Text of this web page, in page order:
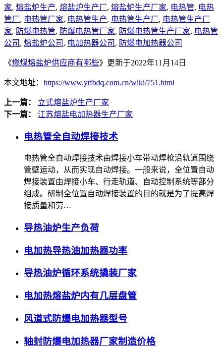
家, 熔盐炉生产, 熔盐炉生产厂, 熔盐炉生产厂家, 电热管, 电热
管厂, 电热管厂家, 电热管生产, 电热管生产厂, 电热管生产厂
家, 防爆电热管, 防爆电热管厂家, 防爆电热管生产厂家, 电热管
公司 , 熔盐炉公司 , 电加热器公司 , 防爆电加热器公司
《燃煤熔盐炉供应商有哪些》更新于2022年11月14日
本文地址： https://www.ytfbdq.com.cn/wiki/751.html
上一篇：
立式熔盐炉生产厂家
下一篇：
江苏熔盐电加热器生产厂家
电热管全自动焊接技术
电热管全自动焊接技术由焊接小车带动焊枪沿轨道围绕
管壁运动，从而实现自动焊接。一般来说，全位置自动
焊接装置由焊接小车、行走轨道、自动控制系统等部分
组成。研制全位置自动焊接装置的目的就是为了提高焊
接质量和劳…
导热油炉生产负荷
电加热导热油加热器功率
导热油炉循环系统撬装厂家
电加热熔盐炉内有几层盘管
风道式防爆电加热器型号
轴封防爆电加热器厂家制造价格